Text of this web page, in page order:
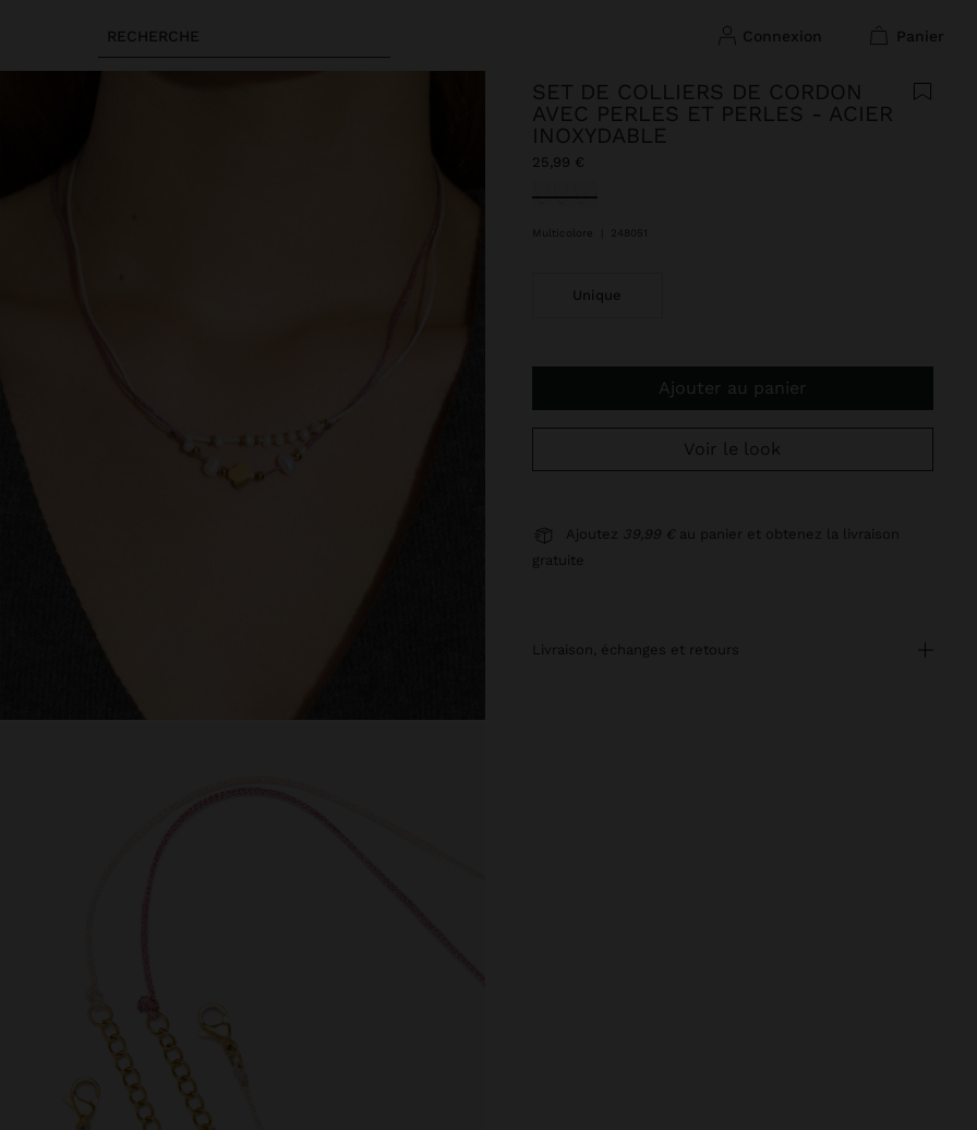
RECHERCHE connexion panier
SET DE COLLIERS DE CORDON
AVEC PERLES ET PERLES - ACIER
INOXYDABLE
25,99 €
sélectionné(s)
Multicolore 248051
Unique
Ajouter au panier
Voir le look
Ajoutez 39,99 € au panier et obtenez la livraison
gratuite
livraison, échanges et retours